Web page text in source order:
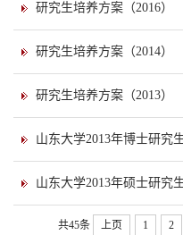
研究生培养方案（2016）
研究生培养方案（2014）
研究生培养方案（2013）
山东大学2013年博士研究
山东大学2013年硕士研究
共45条 上页 1 2